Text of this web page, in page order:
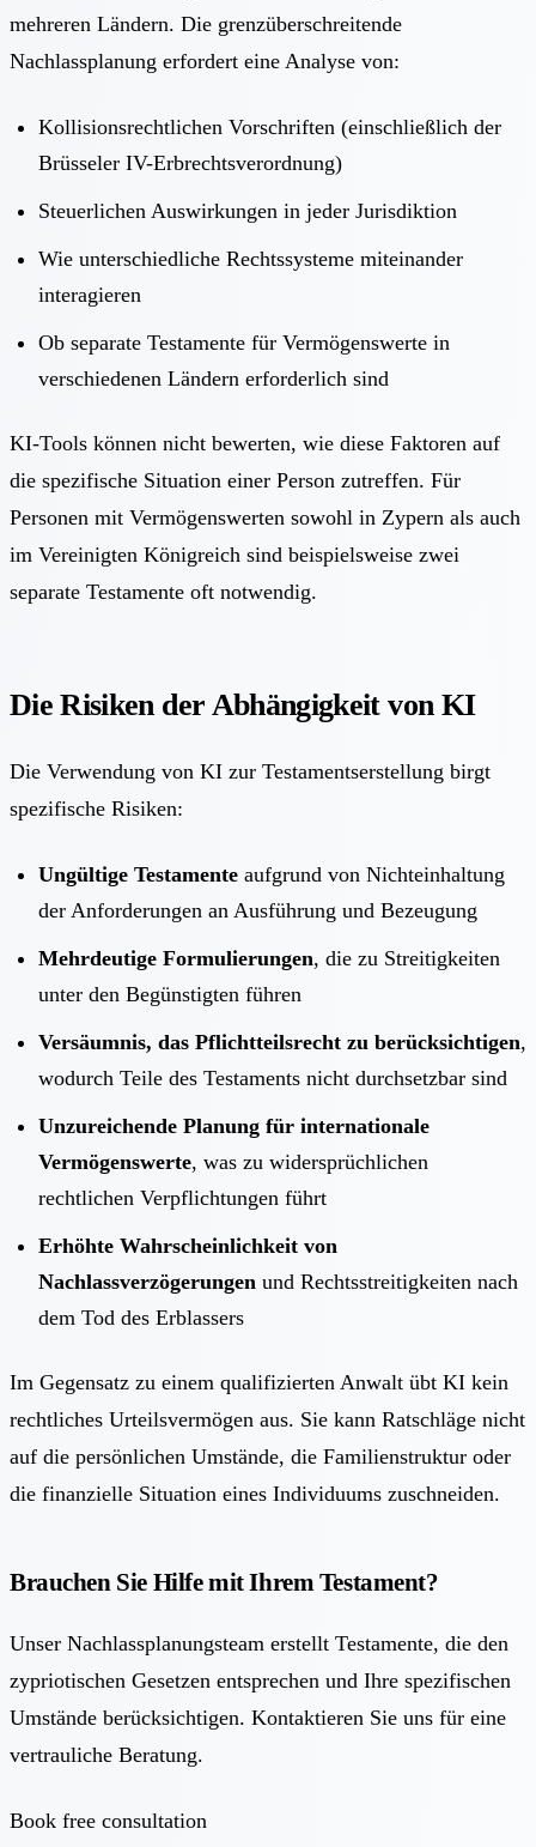
mehreren Ländern. Die grenzüberschreitende
Nachlassplanung erfordert eine Analyse von:
Kollisionsrechtlichen Vorschriften (einschließlich der
Brüsseler IV-Erbrechtsverordnung)
Steuerlichen Auswirkungen in jeder Jurisdiktion
Wie unterschiedliche Rechtssysteme miteinander
interagieren
Ob separate Testamente für Vermögenswerte in
verschiedenen Ländern erforderlich sind
KI-Tools können nicht bewerten, wie diese Faktoren auf
die spezifische Situation einer Person zutreffen. Für
Personen mit Vermögenswerten sowohl in Zypern als auch
im Vereinigten Königreich sind beispielsweise zwei
separate Testamente oft notwendig.
Die Risiken der Abhängigkeit von KI
Die Verwendung von KI zur Testamentserstellung birgt
spezifische Risiken:
Ungültige Testamente aufgrund von Nichteinhaltung
der Anforderungen an Ausführung und Bezeugung
Mehrdeutige Formulierungen, die zu Streitigkeiten
unter den Begünstigten führen
Versäumnis, das Pflichtteilsrecht zu berücksichtigen,
wodurch Teile des Testaments nicht durchsetzbar sind
Unzureichende Planung für internationale
Vermögenswerte, was zu widersprüchlichen
rechtlichen Verpflichtungen führt
Erhöhte Wahrscheinlichkeit von
Nachlassverzögerungen und Rechtsstreitigkeiten nach
dem Tod des Erblassers
Im Gegensatz zu einem qualifizierten Anwalt übt KI kein
rechtliches Urteilsvermögen aus. Sie kann Ratschläge nicht
auf die persönlichen Umstände, die Familienstruktur oder
die finanzielle Situation eines Individuums zuschneiden.
Brauchen Sie Hilfe mit Ihrem Testament?
Unser Nachlassplanungsteam erstellt Testamente, die den
zypriotischen Gesetzen entsprechen und Ihre spezifischen
Umstände berücksichtigen. Kontaktieren Sie uns für eine
vertrauliche Beratung.
Book free consultation